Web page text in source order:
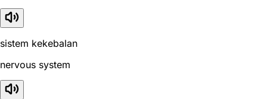
sistem kekebalan
nervous system